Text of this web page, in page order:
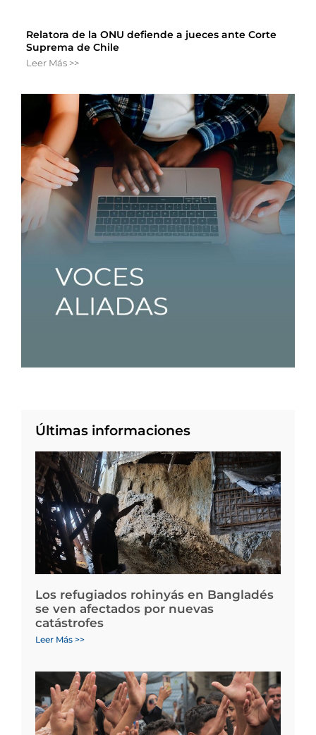
Relatora de la ONU defiende a jueces ante Corte
Suprema de Chile
Leer Más >>
Últimas informaciones
Los refugiados rohinyás en Bangladés
se ven afectados por nuevas
catástrofes
Leer Más >>